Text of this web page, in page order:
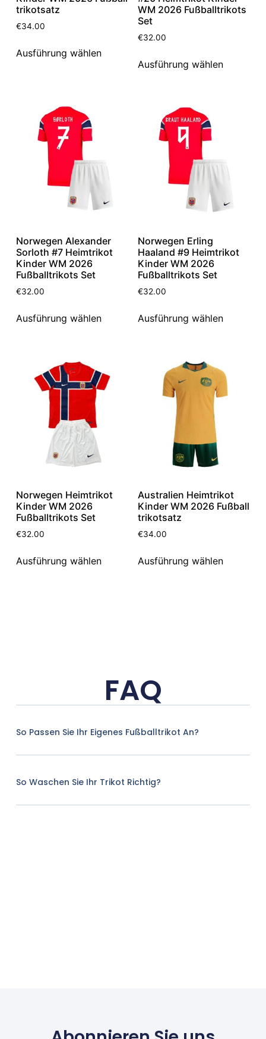
trikotsatz
€34.00
Ausführung wählen
WM 2026 Fußballtrikots
Set
€32.00
Ausführung wählen
Norwegen Alexander
Sorloth #7 Heimtrikot
Kinder WM 2026
Fußballtrikots Set
€32.00
Ausführung wählen
Norwegen Erling
Haaland #9 Heimtrikot
Kinder WM 2026
Fußballtrikots Set
€32.00
Ausführung wählen
Norwegen Heimtrikot
Kinder WM 2026
Fußballtrikots Set
€32.00
Ausführung wählen
Australien Heimtrikot
Kinder WM 2026 Fußball
trikotsatz
€34.00
Ausführung wählen
FAQ
So Passen Sie Ihr Eigenes Fußballtrikot An?
So Waschen Sie Ihr Trikot Richtig?